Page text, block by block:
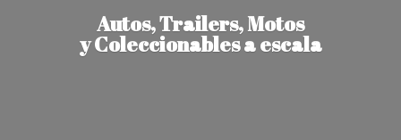
Autos, Trailers, Motos
y Coleccionablesa escala